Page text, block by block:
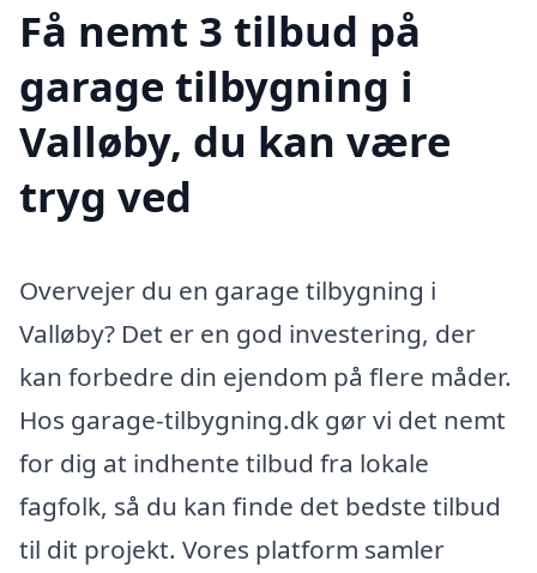
Få nemt 3 tilbud på
garage tilbygning i
Valløby, du kan være
tryg ved
Overvejer du en garage tilbygning i
Valløby? Det er en god investering, der
kan forbedre din ejendom på flere måder.
Hos garage-tilbygning.dk gør vi det nemt
for dig at indhente tilbud fra lokale
fagfolk, så du kan finde det bedste tilbud
til dit projekt. Vores platform samler